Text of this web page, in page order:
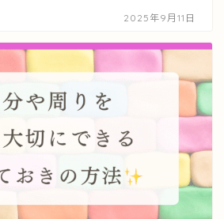
2025年9月11日